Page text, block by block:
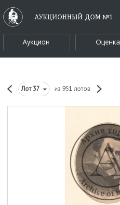
АУКЦИОННЫЙ ДОМ №1
Аукцион Оценка
Лот37 из 951 лотов